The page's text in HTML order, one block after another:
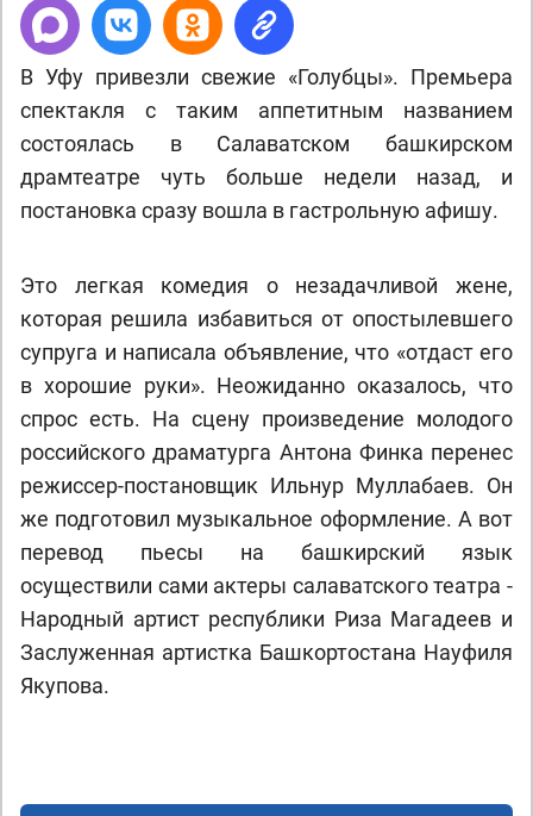
В Уфу привезли свежие «Голубцы». Премьера
спектакля с таким аппетитным названием
состоялась в Салаватском башкирском
драмтеатре чуть больше недели назад, и
постановка сразу вошла в гастрольную афишу.
Это легкая комедия о незадачливой жене,
которая решила избавиться от опостылевшего
супруга и написала объявление, что «отдаст его
в хорошие руки». Неожиданно оказалось, что
спрос есть. На сцену произведение молодого
российского драматурга Антона Финка перенес
режиссер-постановщик Ильнур Муллабаев. Он
же подготовил музыкальное оформление. А вот
перевод пьесы на башкирский язык
осуществили сами актеры салаватского театра -
Народный артист республики Риза Магадеев и
Заслуженная артистка Башкортостана Науфиля
Якупова.